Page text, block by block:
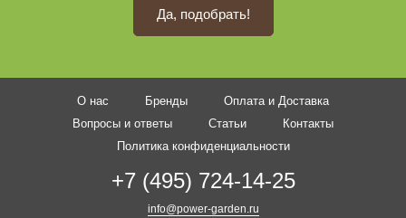
Да, подобрать!
О нас Бренды
Оплата и Доставка
Вопросы и ответы
Статьи
Контакты
Политика конфиденциальности
+7 (495) 724-14-25
info@power-garden.ru